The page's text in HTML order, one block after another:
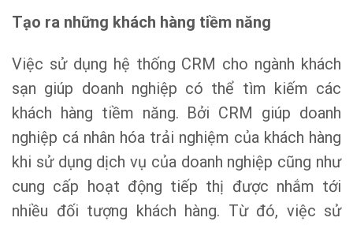
Tạo ra những khách hàng tiềm năng
Việc sử dụng hệ thống CRM cho ngành khách
sạn giúp doanh nghiệp có thể tìm kiếm các
khách hàng tiềm năng. Bởi CRM giúp doanh
nghiệp cá nhân hóa trải nghiệm của khách hàng
khi sử dụng dịch vụ của doanh nghiệp cũng như
cung cấp hoạt động tiếp thị được nhắm tới
nhiều đối tượng khách hàng. Từ đó, việc sử